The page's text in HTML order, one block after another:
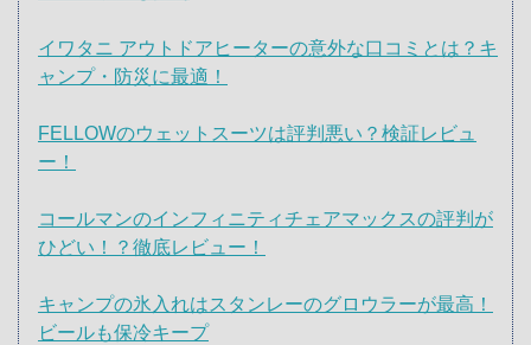
イワタニ アウトドアヒーターの意外な口コミとは？キ
ャンプ・防災に最適！
FELLOWのウェットスーツは評判悪い？検証レビュ
ー！
コールマンのインフィニティチェアマックスの評判が
ひどい！？徹底レビュー！
キャンプの氷入れはスタンレーのグロウラーが最高！
ビールも保冷キープ